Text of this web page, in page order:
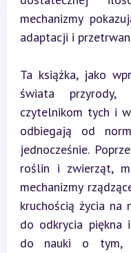
mechanizmy
adaptacji i
Ta książka, jako
świata
czytelnikom tych i
odbiegają od
jednocześnie.
roślin i zwierząt,
mechanizmy
kruchością życia na
do odkrycia piękna
do nauki o tym,